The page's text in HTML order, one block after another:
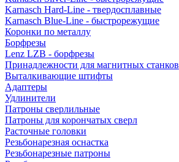
Karnasch Hard-Line - твердосплавные
Karnasch Blue-Line - быстрорежущие
Коронки по металлу
Борфрезы
Lenz LZB - борфрезы
Принадлежности для магнитных станков
Выталкивающие штифты
Адаптеры
Удлинители
Патроны сверлильные
Патроны для корончатых сверл
Расточные головки
Резьбонарезная оснастка
Резьбонарезные патроны